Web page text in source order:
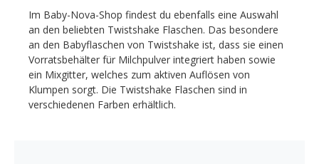
Im Baby-Nova-Shop findest du ebenfalls eine Auswahl
an den beliebten Twistshake Flaschen. Das besondere
an den Babyflaschen von Twistshake ist, dass sie einen
Vorratsbehälter für Milchpulver integriert haben sowie
ein Mixgitter, welches zum aktiven Auflösen von
Klumpen sorgt. Die Twistshake Flaschen sind in
verschiedenen Farben erhältlich.